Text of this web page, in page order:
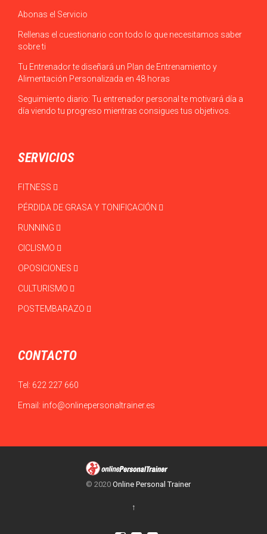
Abonas el Servicio
Rellenas el cuestionario con todo lo que necesitamos saber
sobre ti
Tu Entrenador te diseñará un Plan de Entrenamiento y
Alimentación Personalizada en 48 horas
Seguimiento diario: Tu entrenador personal te motivará día a
día viendo tu progreso mientras consigues tus objetivos.
SERVICIOS
FITNESS
PÉRDIDA DE GRASA Y TONIFICACIÓN
RUNNING
CICLISMO
OPOSICIONES
CULTURISMO
POSTEMBARAZO
CONTACTO
Tel: 622 227 660
Email: info@onlinepersonaltrainer.es
© 2020 Online Personal Trainer
↑